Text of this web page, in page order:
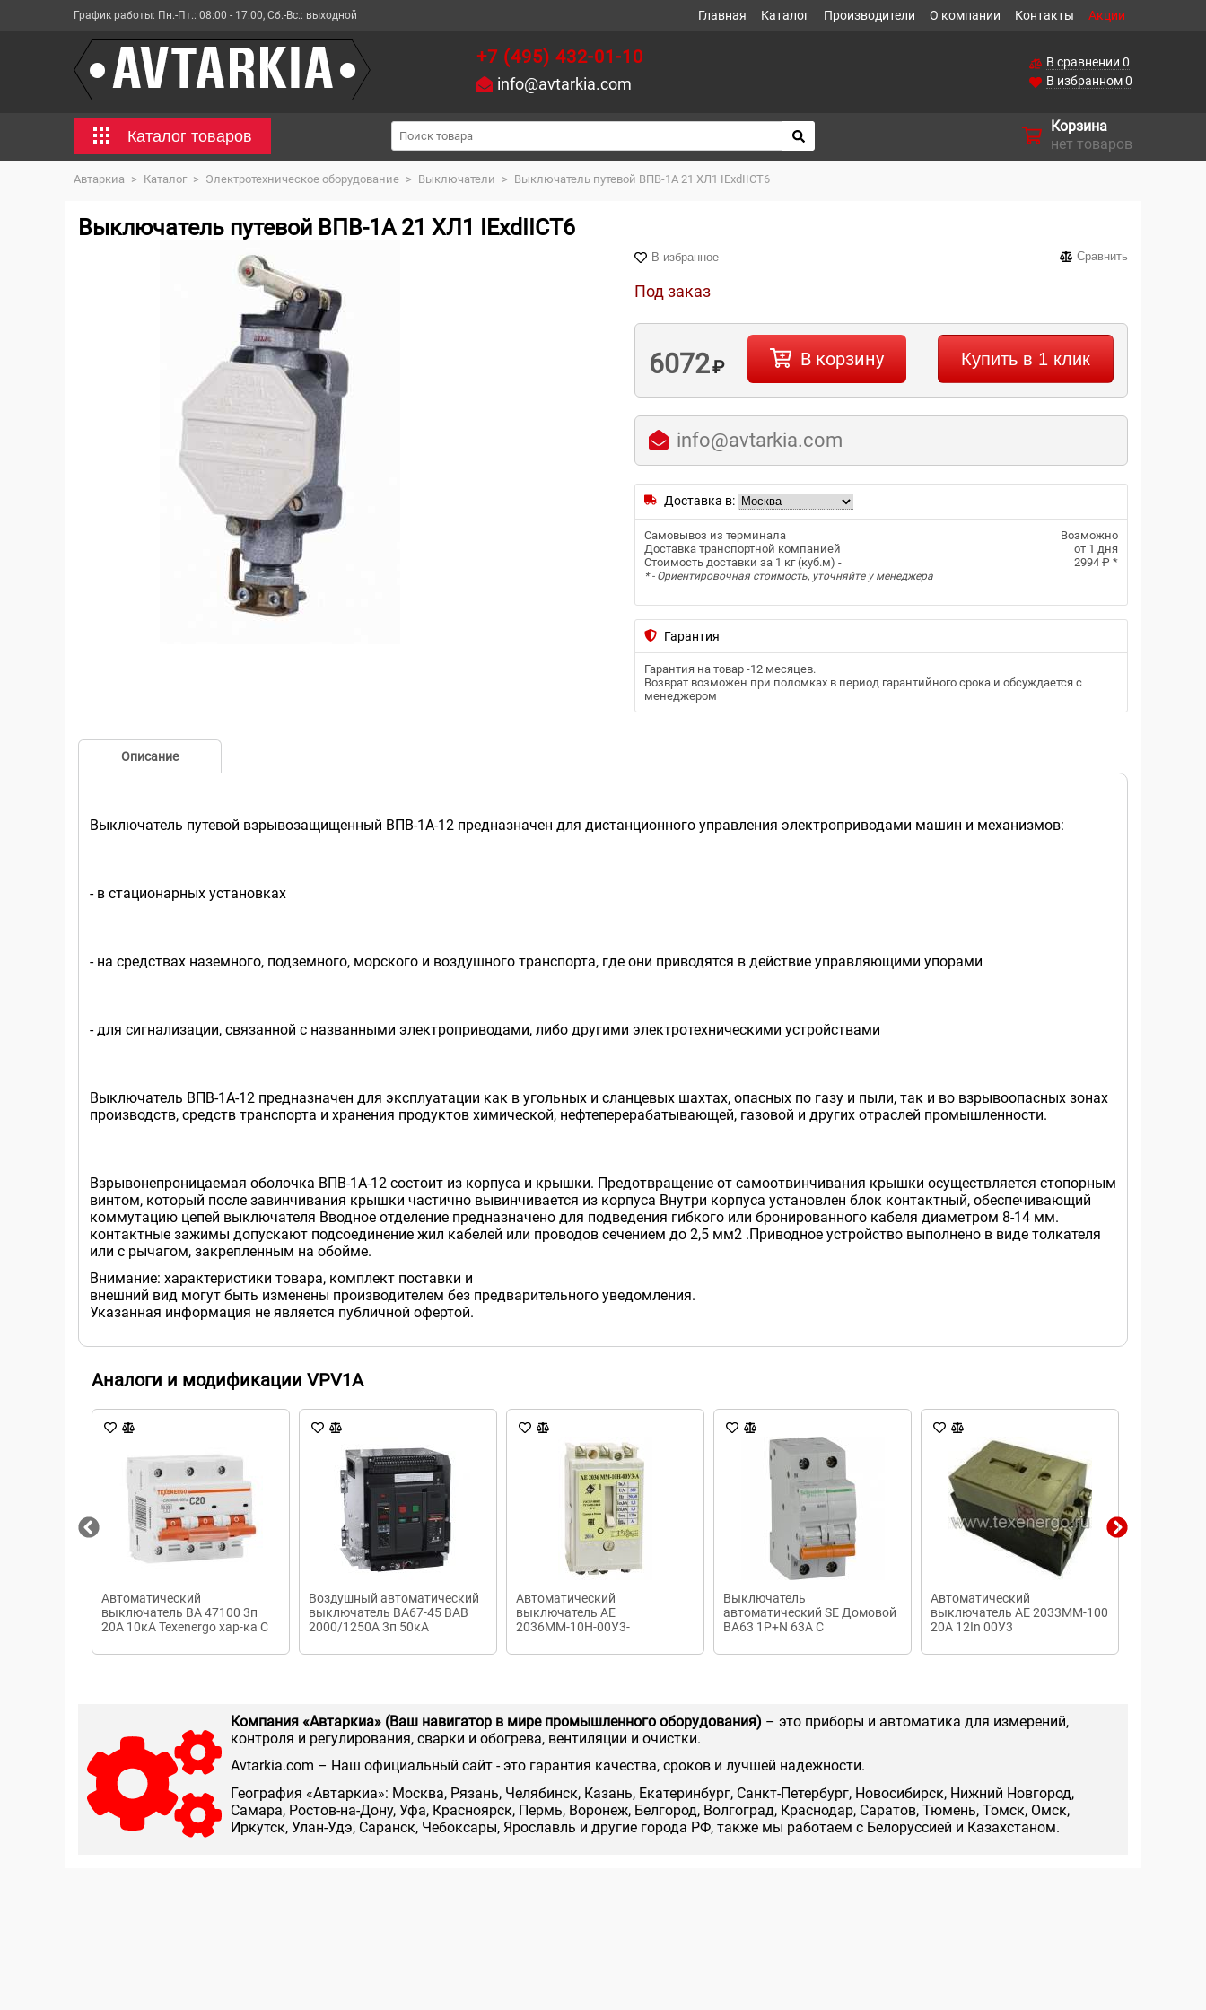
График работы: Пн.-Пт.: 08:00 - 17:00, Сб.-Вс.: выходной Главная Каталог Производители О компании Контакты Акции
+7 (495) 432-01-10
info@avtarkia.com
В сравнении 0
В избранном0
Каталог товаров
Корзина
нет товаров
Автаркиа > Каталог > Электротехническое оборудование > Выключатели > Выключатель путевой ВПВ-1А 21 ХЛ1 IExdIICT6
Выключатель путевой ВПВ-1А 21 ХЛ1 IExdIICT6
В избранное Сравнить
Под заказ
6072₽ В корзину Купить в 1 клик
info@avtarkia.com
Доставка в:
Самовывоз из терминала
Возможно
Доставка транспортной компанией
от 1 дня
Стоимость доставки за 1 кг (куб.м) -
2994 ₽ *
* - Ориентировочная стоимость, уточняйте у менеджера
Гарантия
Гарантия на товар -12 месяцев.
Возврат возможен при поломках в период гарантийного срока и обсуждается с
менеджером
Описание
Выключатель путевой взрывозащищенный ВПВ-1А-12 предназначен для дистанционного управления электроприводами машин и механизмов:
- в стационарных установках
- на средствах наземного, подземного, морского и воздушного транспорта, где они приводятся в действие управляющими упорами
- для сигнализации, связанной с названными электроприводами, либо другими электротехническими устройствами
Выключатель ВПВ-1А-12 предназначен для эксплуатации как в угольных и сланцевых шахтах, опасных по газу и пыли, так и во взрывоопасных зонах
производств, средств транспорта и хранения продуктов химической, нефтеперерабатывающей, газовой и других отраслей промышленности.
Взрывонепроницаемая оболочка ВПВ-1А-12 состоит из корпуса и крышки. Предотвращение от самоотвинчивания крышки осуществляется стопорным
винтом, который после завинчивания крышки частично вывинчивается из корпуса Внутри корпуса установлен блок контактный, обеспечивающий
коммутацию цепей выключателя Вводное отделение предназначено для подведения гибкого или бронированного кабеля диаметром 8-14 мм.
контактные зажимы допускают подсоединение жил кабелей или проводов сечением до 2,5 мм2 .Приводное устройство выполнено в виде толкателя
или с рычагом, закрепленным на обойме.
Внимание: характеристики товара, комплект поставки и
внешний вид могут быть изменены производителем без предварительного уведомления.
Указанная информация не является публичной офертой.
Аналоги и модификации VPV1A
Автоматический
выключатель ВА 47100 3п
20А 10кА Texenergo хар-ка С
Воздушный автоматический
выключатель ВА67-45 ВАВ
2000/1250А 3п 50кА
Автоматический
выключатель AE
2036ММ-10Н-00У3-
Выключатель
автоматический SE Домовой
ВА63 1P+N 63A C
Автоматический
выключатель АЕ 2033ММ-100
20А 12In 00У3
Компания «Автаркиа» (Ваш навигатор в мире промышленного оборудования) – это приборы и автоматика для измерений,
контроля и регулирования, сварки и обогрева, вентиляции и очистки.
Аvtarkia.com – Наш официальный сайт - это гарантия качества, сроков и лучшей надежности.
География «Автаркиа»: Москва, Рязань, Челябинск, Казань, Екатеринбург, Санкт-Петербург, Новосибирск, Нижний Новгород,
Самара, Ростов-на-Дону, Уфа, Красноярск, Пермь, Воронеж, Белгород, Волгоград, Краснодар, Саратов, Тюмень, Томск, Омск,
Иркутск, Улан-Удэ, Саранск, Чебоксары, Ярославль и другие города РФ, также мы работаем с Белоруссией и Казахстаном.